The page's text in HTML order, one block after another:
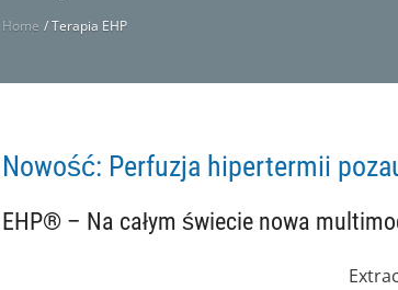
Home /Terapia EHP
Nowość: Perfuzja hipertermii
EHP® – Na całym świecie nowa